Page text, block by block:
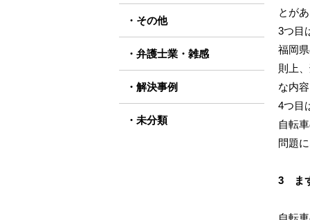
とが
3つ目
福岡
則上
な内
4つ目
自転
問題
3 ま
自転
その他
弁護士業・雑感
解決事例
未分類